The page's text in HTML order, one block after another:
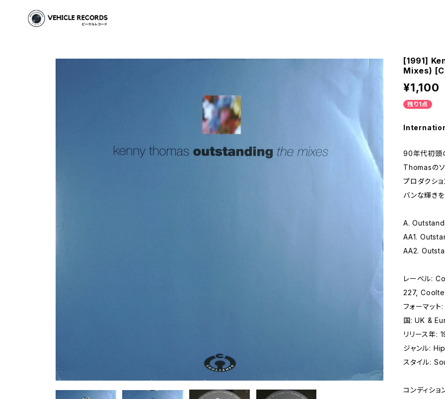
[1991]
Mixes)
¥1,100
残り1点
90年代初頭
Thomasのソ
プロダクシ
バンな輝き
A.
AA1.
AA2.
レーベル:
227,
フォーマッ
国: UK &
リリース年:
ジャンル:
スタイル:
コンディシ